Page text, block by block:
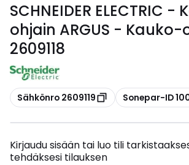
SCHNEIDER ELECTRIC -
ohjain ARGUS - Kauko-
2609118
Kopioi
Sähkönro 2609119 Kopioi
Sonepar-ID
Kirjaudu sisään tai luo tili
tehdäksesi tilauksen